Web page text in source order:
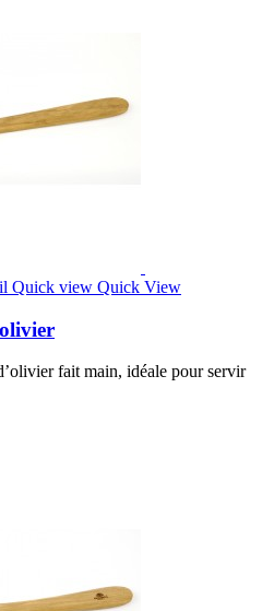
Quick view Quick View
fait main, idéale pour servir